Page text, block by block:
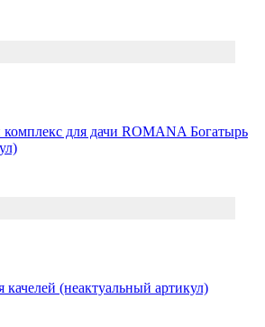
для дачи ROMANA Богатырь
(неактуальный артикул)